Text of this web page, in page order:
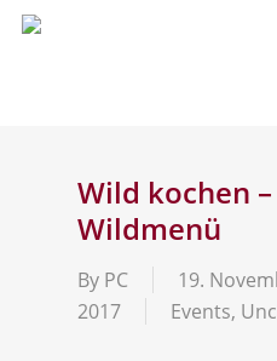
Skip
Wild kochen
Wildmenü
By PC
19.
2017
Events,